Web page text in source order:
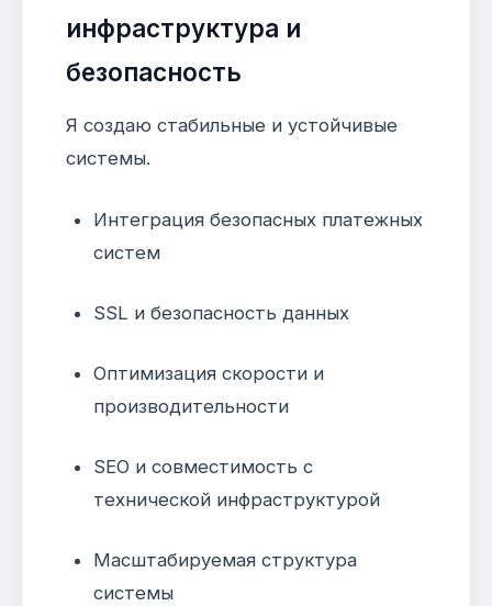
инфраструктура и
безопасность
Я создаю стабильные и устойчивые
системы.
Интеграция безопасных платежных
систем
SSL и безопасность данных
Оптимизация скорости и
производительности
SEO и совместимость с
технической инфраструктурой
Масштабируемая структура
системы